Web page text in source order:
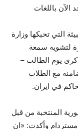
الآن باللغات
التي تحبكها وزارة
لتشويه سمعة
يوم الطالب –
مع الطلاب
في ايران.
المنتخبة من قبل
أمستردام وأكدت: «ان